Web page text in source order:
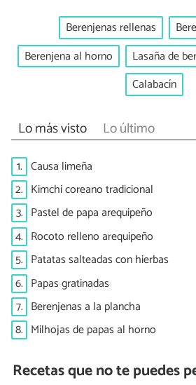
Berenjenas rellenas
Berenjena al horno
Lasaña de
Calabacín
Lo más visto Lo último
1. Causa limeña
2. Kimchi coreano tradicional
3. Pastel de papa arequipeño
4. Rocoto relleno arequipeño
5. Patatas salteadas con hierbas
6. Papas gratinadas
7. Berenjenas a la plancha
8. Milhojas de papas al horno
Recetas que no te puedes